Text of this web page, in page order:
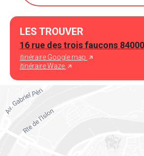
LES TROUVER
16 rue des trois faucons
itinéraire Google map
itinéraire Waze